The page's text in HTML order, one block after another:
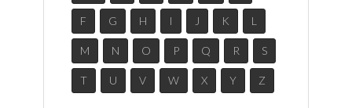
F G H I J K L
M N O P Q R S
T U V W X Y Z